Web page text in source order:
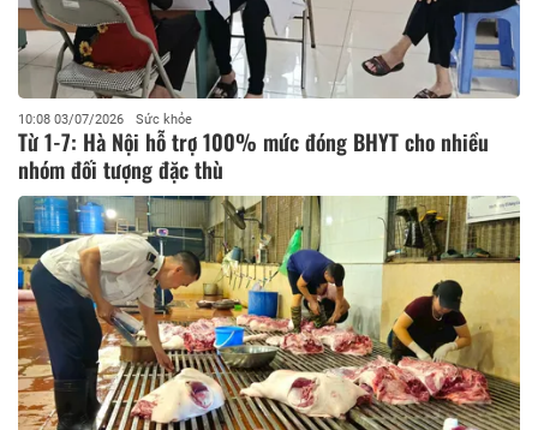
10:08 03/07/2026 Sức khỏe
Từ 1-7: Hà Nội hỗ trợ 100% mức đóng BHYT cho nhiều
nhóm đối tượng đặc thù